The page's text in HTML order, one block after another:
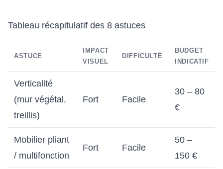
Tableau récapitulatif des 8 astuces
ASTUCE
IMPACT
VISUEL
DIFFICULTÉ
BUDGET
INDICATIF
Verticalité
(mur végétal,
treillis)
Fort Facile
30 – 80
€
Mobilier pliant
/ multifonction
Fort Facile
50 –
150 €